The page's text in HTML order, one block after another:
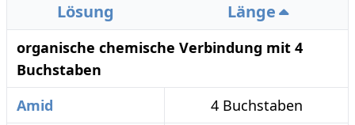
Lösung Länge
organische chemische Verbindung mit 4
Buchstaben
Amid
4 Buchstaben